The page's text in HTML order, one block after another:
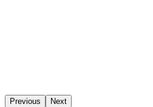
Previous Next